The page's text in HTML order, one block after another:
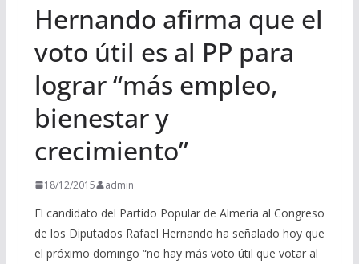
Hernando afirma que el
voto útil es al PP para
lograr “más empleo,
bienestar y
crecimiento”
18/12/2015 admin
El candidato del Partido Popular de Almería al Congreso
de los Diputados Rafael Hernando ha señalado hoy que
el próximo domingo “no hay más voto útil que votar al